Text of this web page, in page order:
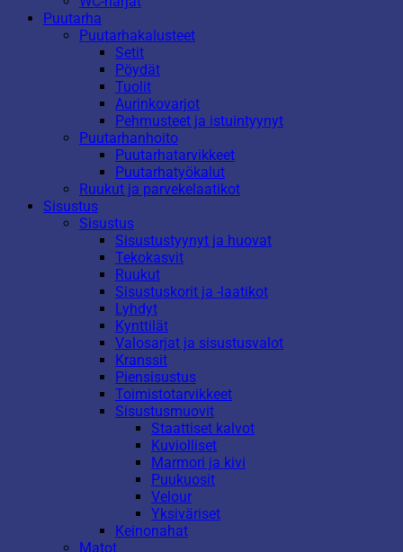
Puutarha
Puutarhakalusteet
Setit
Pöydät
Tuolit
Aurinkovarjot
Pehmusteet ja istuintyynyt
Puutarhanhoito
Puutarhatarvikkeet
Puutarhatyökalut
Ruukut ja parvekelaatikot
Sisustus
Sisustus
Sisustustyynyt ja huovat
Tekokasvit
Ruukut
Sisustuskorit ja -laatikot
Lyhdyt
Kynttilät
Valosarjat ja sisustusvalot
Kranssit
Piensisustus
Toimistotarvikkeet
Sisustusmuovit
Staattiset kalvot
Kuviolliset
Marmori ja kivi
Puukuosit
Velour
Yksiväriset
Keinonahat
Matot